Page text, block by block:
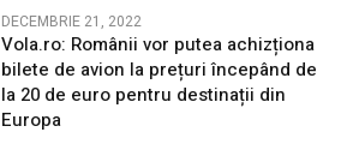
DECEMBRIE 21, 2022
Vola.ro: Românii vor putea achizționa
bilete de avion la prețuri începând de
la 20 de euro pentru destinații din
Europa